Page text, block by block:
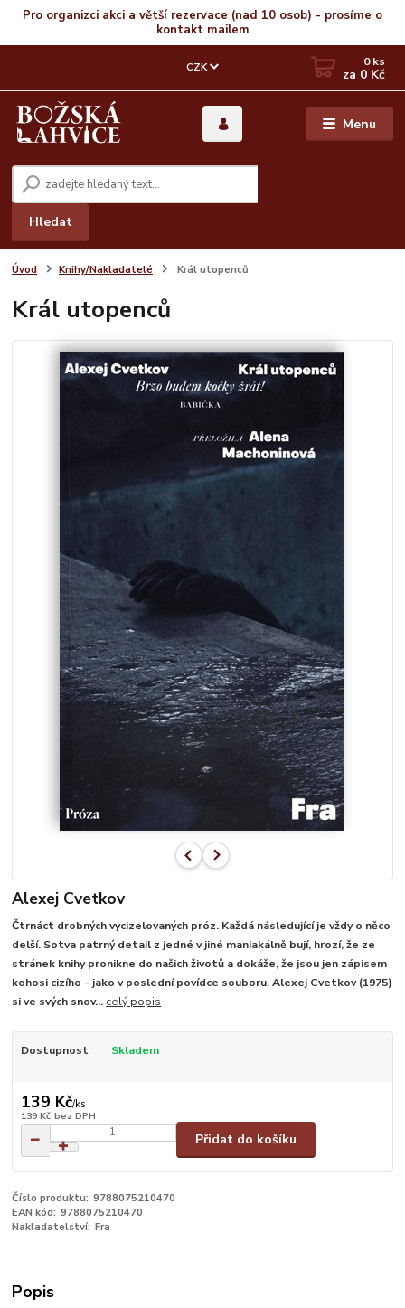
Pro organizci akci a větší rezervace (nad 10 osob) - prosíme o
kontakt mailem
Menu
CZK
Hledat
0ks
za 0 Kč
Úvod Knihy/Nakladatelé Král utopenců
Král utopenců
Alexej Cvetkov
Čtrnáct drobných vycizelovaných próz. Každá následující je vždy o něco
delší. Sotva patrný detail z jedné v jiné maniakálně bují, hrozí, že ze
stránek knihy pronikne do našich životů a dokáže, že jsou jen zápisem
kohosi cizího - jako v poslední povídce souboru. Alexej Cvetkov (1975)
si ve svých snov... celý popis
Dostupnost Skladem
139 Kč/ks
139 Kč bez DPH
Přidat do košíku
Číslo produktu: 9788075210470
EAN kód: 9788075210470
Nakladatelství: Fra
Popis